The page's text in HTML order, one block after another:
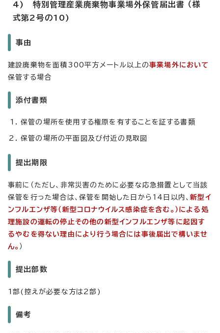
4) 特別管理産業廃棄物事業場外保管届出書 （様
式第2号の10)
事由
建設廃棄物を面積300平方メートル以上の事業場外において
保管する場合
添付書類
保管の場所を使用する権原を有することを証する書類
保管の場所の平面図及び付近の見取図
提出期限
事前に（ただし、非常災害のために必要な応急措置として当該
保管を行った場合は、保管を開始した日から14日以内、新型イ
ンフルエンザ等（新型コロナウイルス感染症を含む。）による処
理施設の運転の停止その他の新型インフルエンザ等に起因す
るやむを得ない理由により行う場合には事後届出で構いませ
ん。 ）
提出部数
1部(控えが必要な方は2部)
備考